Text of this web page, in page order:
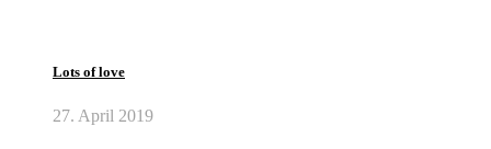
Lots of love
27. April 2019